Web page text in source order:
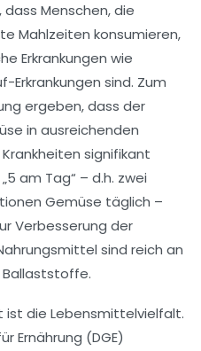
dass Menschen, die
Mahlzeiten konsumieren,
Erkrankungen wie
Erkrankungen sind. Zum
ergeben, dass der
in ausreichenden
signifikant
am Tag“ – d.h. zwei
Gemüse täglich –
Verbesserung der
sind reich an
Ballaststoffe.
ist die Lebensmittelvielfalt.
Ernährung (DGE)